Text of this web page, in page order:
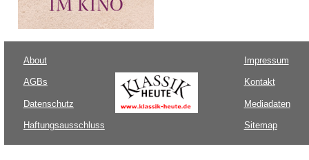
About
AGBs
Datenschutz
Haftungsausschluss
Impressum
Kontakt
Mediadaten
Sitemap